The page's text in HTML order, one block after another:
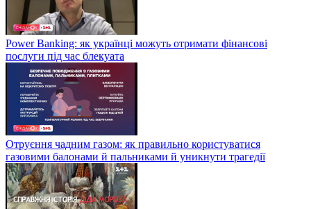
Power Banking: як українці можуть отримати фінансові
послуги під час блекуата
Отруєння чадним газом: як правильно користуватися
газовими балонами й пальниками й уникнути трагедії